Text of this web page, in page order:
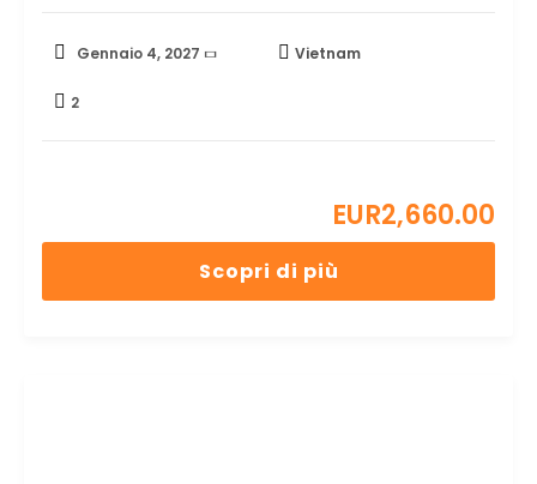
Gennaio 4, 2027 Vietnam
2
EUR2,660.00
Scopri di più